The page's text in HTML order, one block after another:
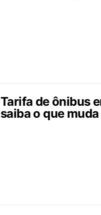
Tarifa de ônibus
saiba o que